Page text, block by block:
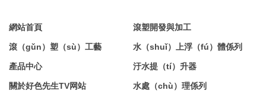
網站首頁
滾（gǔn）塑（sù）工藝
產品中心
關於好色先生TV网站
滾塑開發與加工
水（shuǐ）上浮（fú）體係列
汙水提（tí）升器
水處（chù）理係列